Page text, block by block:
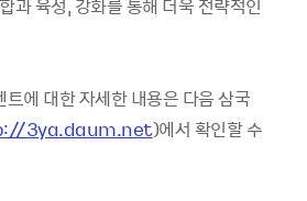
과 육성, 강화를 통해 더욱 전략적인
에 대한 자세한 내용은 다음 삼국
3ya.daum.net)에서 확인할 수